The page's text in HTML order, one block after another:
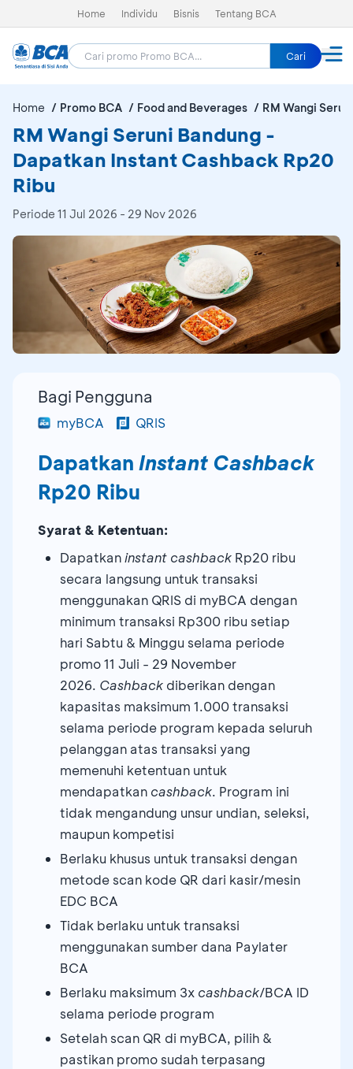
Home Individu Bisnis Tentang BCA
Cari
Home Promo BCA Food and Beverages RM Wangi
RM Wangi Seruni Bandung -
Dapatkan Instant Cashback Rp20
Ribu
Periode 11 Jul 2026 - 29 Nov 2026
Bagi Pengguna
myBCA QRIS
Dapatkan Instant Cashback
Rp20 Ribu
Syarat & Ketentuan:
Dapatkaninstant cashback Rp20 ribu
secara langsung untuk transaksi
menggunakan QRIS di myBCA dengan
minimum transaksi Rp300 ribu setiap
hari Sabtu & Minggu selama periode
promo 11 Juli - 29 November
2026. Cashback diberikan dengan
kapasitas maksimum 1.000 transaksi
selama periode program kepada seluruh
pelanggan atas transaksi yang
memenuhi ketentuan untuk
mendapatkan cashback. Program ini
tidak mengandung unsur undian, seleksi,
maupun kompetisi
Berlaku khusus untuk transaksi dengan
metode scan kode QR dari kasir/mesin
EDC BCA
Tidak berlaku untuk transaksi
menggunakan sumber dana Paylater
BCA
Berlaku maksimum 3x cashback/BCA ID
selama periode program
Setelah scan QR di myBCA, pilih &
pastikan promo sudah terpasang